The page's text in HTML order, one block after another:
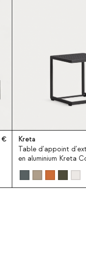
Kreta
Table d'appoint
en aluminium Kreta